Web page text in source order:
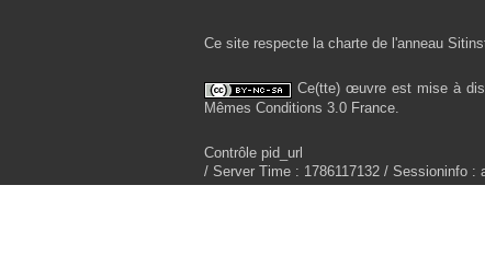
Ce site respecte la charte de l'anneau
Ce(tte) œuvre est mise à
Mêmes Conditions 3.0 France.
Contrôle pid_url
/ Server Time : 1786117132 / Sessioninfo :